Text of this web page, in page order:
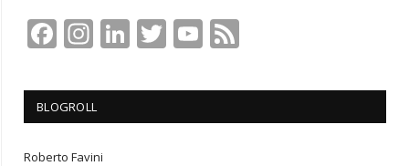
Facebook
Instagram
LinkedIn
TwitterYouTube
BLOGROLL
Roberto Favini